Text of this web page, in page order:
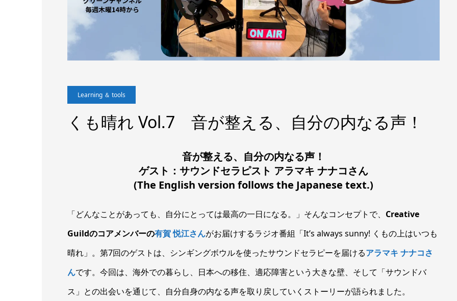
Learning ＆ tools
くも晴れ Vol.7 音が整える、自分の内なる声！
音が整える、自分の内なる声！
ゲスト：サウンドセラピスト アラマキ ナナコさん
(The English version follows the Japanese text.)
「どんなことがあっても、自分にとっては最高の一日になる。」そんなコンセプトで、 Creative
Guildのコアメンバーの有賀 悦江さんがお届けするラジオ番組「It’s always sunny! くもの上はいつも
晴れ」。第7回のゲストは、シンギングボウルを使ったサウンドセラピーを届けるアラマキ ナナコさ
んです。今回は、海外での暮らし、日本への移住、適応障害という大きな壁、そして「サウンドバ
ス」との出会いを通じて、自分自身の内なる声を取り戻していくストーリーが語られました。